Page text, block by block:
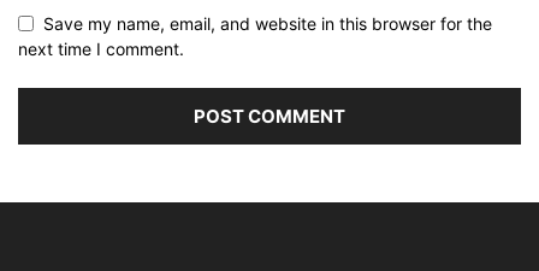
Save my name, email, and website in this browser for the
next time I comment.